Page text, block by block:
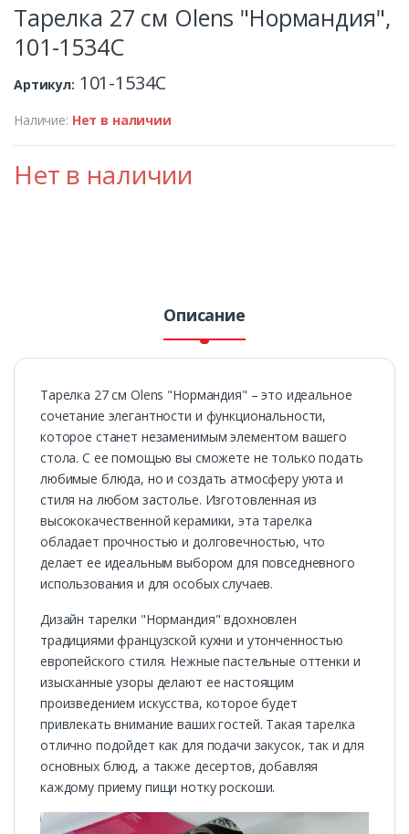
Тарелка 27 см Olens "Нормандия",
101-1534C
Артикул: 101-1534C
Наличие: Нет в наличии
Нет в наличии
Описание
Тарелка 27 см Olens "Нормандия" – это идеальное
сочетание элегантности и функциональности,
которое станет незаменимым элементом вашего
стола. С ее помощью вы сможете не только подать
любимые блюда, но и создать атмосферу уюта и
стиля на любом застолье. Изготовленная из
высококачественной керамики, эта тарелка
обладает прочностью и долговечностью, что
делает ее идеальным выбором для повседневного
использования и для особых случаев.
Дизайн тарелки "Нормандия" вдохновлен
традициями французской кухни и утонченностью
европейского стиля. Нежные пастельные оттенки и
изысканные узоры делают ее настоящим
произведением искусства, которое будет
привлекать внимание ваших гостей. Такая тарелка
отлично подойдет как для подачи закусок, так и для
основных блюд, а также десертов, добавляя
каждому приему пищи нотку роскоши.